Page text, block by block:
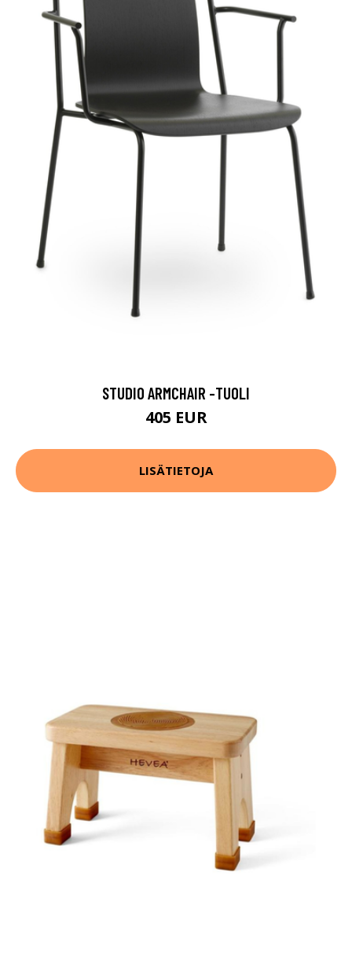
STUDIO ARMCHAIR -TUOLI
405 EUR
LISÄTIETOJA